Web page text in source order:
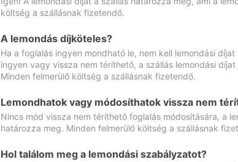
költség a szállásnak fizetendő.
A lemondás díjköteles?
Ha a foglalás ingyen mondható le, nem kell lemondási
ingyen vagy vissza nem téríthető, a szállás lemondási
Minden felmerülő költség a szállásnak fizetendő.
Lemondhatok vagy módosíthatok vissza nem
Nincs mód vissza nem téríthető foglalás módosítására, a
határozza meg. Minden felmerülő költség a szállásnak
Hol találom meg a lemondási szabályzatot?